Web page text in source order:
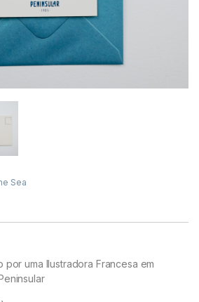
Sea
por uma Ilustradora Francesa em